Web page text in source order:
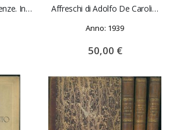
Ponte sull'Arno a Firenze. In corrispondenza tra la via F. de Sanctis e P. Bracciolini. Affreschi di Adolfo De Carolis. Prefazione di Federico Hermanin.
Anno: 1939
50,00 €